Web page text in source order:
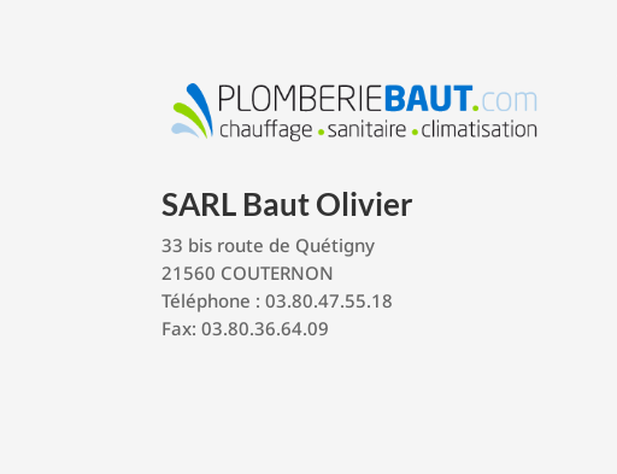
SARL Baut Olivier
33 bis route de Quétigny
21560 COUTERNON
Téléphone : 03.80.47.55.18
Fax: 03.80.36.64.09